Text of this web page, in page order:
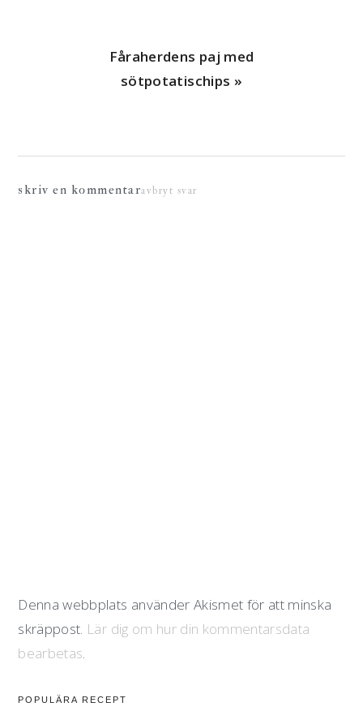
Nästa
Fåraherdens paj med
sötpotatischips »
skriv en kommentaravbryt svar
Denna webbplats använder Akismet för att minska
skräppost. Lär dig om hur din kommentarsdata
bearbetas.
primärt
POPULÄRA RECEPT